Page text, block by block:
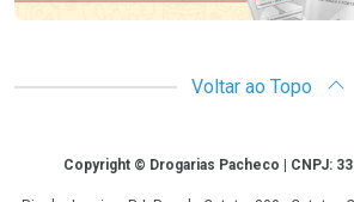
Voltar ao Topo
CopyrightCopyright © Drogarias Pacheco | CNPJ: